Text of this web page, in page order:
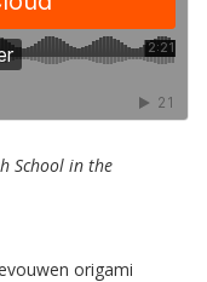
School in the
origami